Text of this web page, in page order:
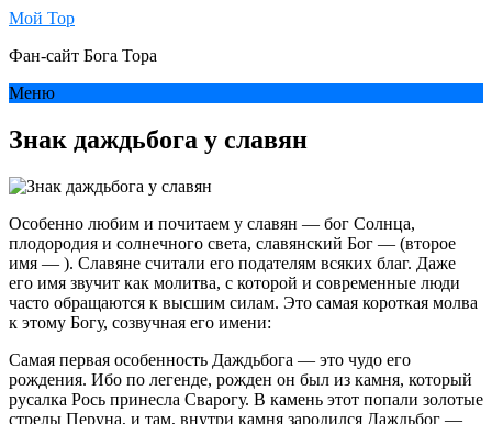
Мой Тор
Фан-сайт Бога Тора
Меню
Знак даждьбога у славян
Особенно любим и почитаем у славян — бог Солнца,
плодородия и солнечного света, славянский Бог — (второе
имя — ). Славяне считали его подателям всяких благ. Даже
его имя звучит как молитва, с которой и современные люди
часто обращаются к высшим силам. Это самая короткая молва
к этому Богу, созвучная его имени:
Самая первая особенность Даждьбога — это чудо его
рождения. Ибо по легенде, рожден он был из камня, который
русалка Рось принесла Сварогу. В камень этот попали золотые
стрелы Перуна, и там, внутри камня зародился Даждьбог —